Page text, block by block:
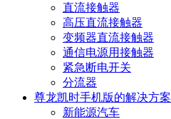
直流接触器
高压直流接触器
变频器直流接触器
通信电源用接触器
紧急断电开关
分流器
尊龙凯时手机版的解决方案
新能源汽车